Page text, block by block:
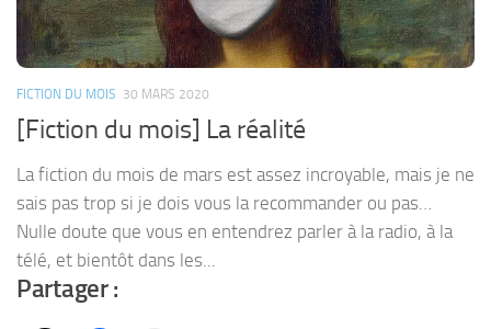
FICTION DU MOIS 30 MARS 2020
[Fiction du mois] La réalité
La fiction du mois de mars est assez incroyable, mais je ne
sais pas trop si je dois vous la recommander ou pas…
Nulle doute que vous en entendrez parler à la radio, à la
télé, et bientôt dans les...
Partager :